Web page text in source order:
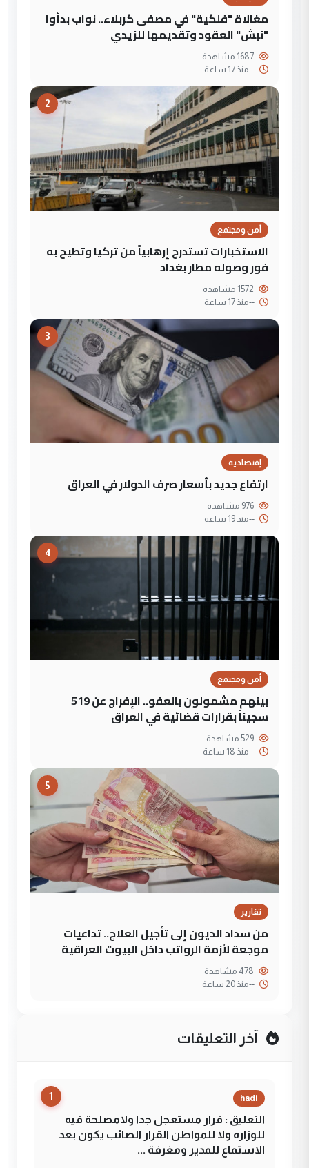
مغالاة "فلكية" في مصفى كربلاء.. نواب بدأوا
"نبش" العقود وتقديمها للزيدي
--منذ 17 ساعة
2
أمن ومجتمع
الاستخبارات تستدرج إرهابياً من تركيا وتطيح به
فور وصوله مطار بغداد
--منذ 17 ساعة
3
إقتصادية
ارتفاع جديد بأسعار صرف الدولار في العراق
--منذ 19 ساعة
4
أمن ومجتمع
بينهم مشمولون بالعفو.. الإفراج عن 519
سجيناً بقرارات قضائية في العراق
--منذ 18 ساعة
5
تقارير
من سداد الديون إلى تأجيل العلاج.. تداعيات
موجعة لأزمة الرواتب داخل البيوت العراقية
--منذ 20 ساعة
آخر التعليقات
1 hadi
التعليق : قرار مستعجل جدا ولامصلحة فيه
للوزاره ولا للمواطن القرار الصائب يكون بعد
الاستماع للمدير ومغرفة ...